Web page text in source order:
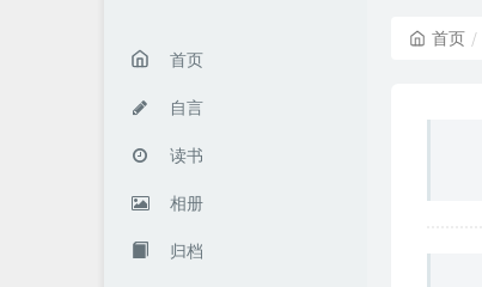
首页
自言
读书
相册
归档
首页